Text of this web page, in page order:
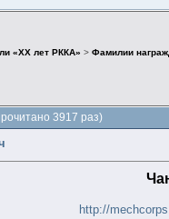
«ХХ лет РККА» >Фамилии
3917 раз)
http://